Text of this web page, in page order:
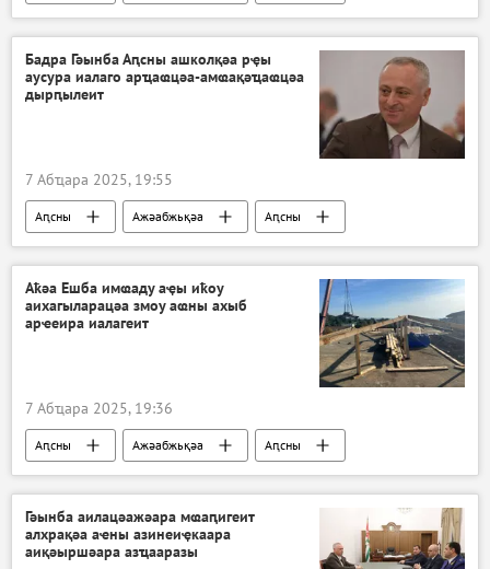
Бадра Гәынба Аԥсны ашколқәа рҿы
аусура иалаго арҵаҩцәа-амҩақәҵаҩцәа
дырԥылеит
7 Абҵара 2025, 19:55
Аԥсны Ажәабжьқәа Аԥсны
Аҟәа Ешба имҩаду аҿы иҟоу
аихагыларацәа змоу аҩны ахыб
арҽеира иалагеит
7 Абҵара 2025, 19:36
Аԥсны Ажәабжьқәа Аԥсны
Гәынба аилацәажәара мҩаԥигеит
алхрақәа аҽны азинеиҿкаара
аиқәыршәара азҵааразы